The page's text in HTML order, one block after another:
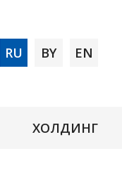
RU BY EN
ХОЛДИНГ